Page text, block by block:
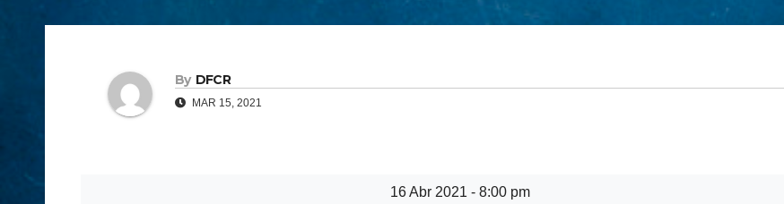
By DFCR
MAR 15, 2021
16 Abr 2021 - 8:00 pm